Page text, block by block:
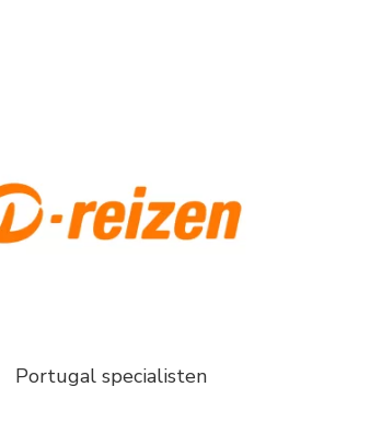
Portugal specialisten